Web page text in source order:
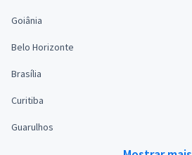
Goiânia
Belo Horizonte
Brasília
Curitiba
Guarulhos